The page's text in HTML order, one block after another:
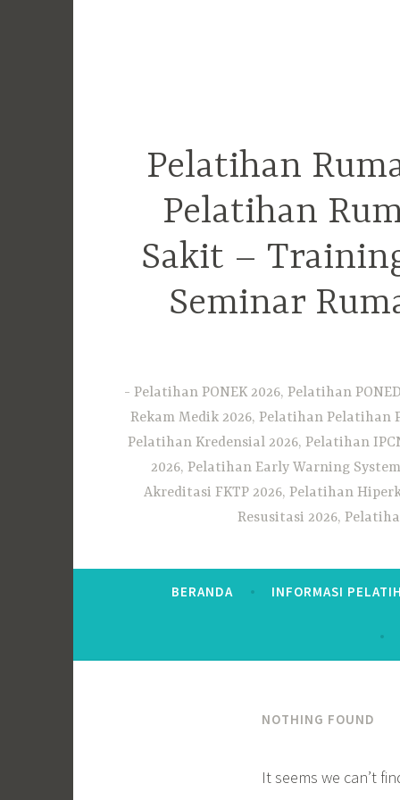
Pelatihan
Pelatihan
Sakit –
Seminar
Pelatihan PONEK 2026, Pelatihan
Rekam Medik 2026, Pelatihan Pelatihan
Pelatihan Kredensial 2026, Pelatihan
2026, Pelatihan Early Warning
Akreditasi FKTP 2026, Pelatihan
Resusitasi 2026,
BERANDA INFORMASI
NOTHING FOUND
It seems we can’t